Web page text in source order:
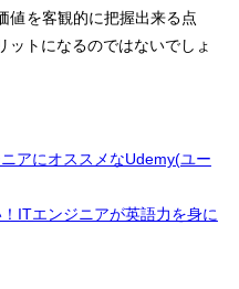
値を客観的に把握出来る点
ット になるのではないでしょ
ニアにオススメなUdemy(ユー
ITエンジニアが英語力を身に